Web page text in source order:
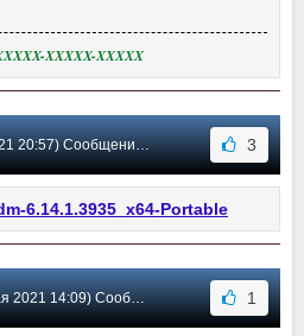
XXXXX-XXXXX
Сообщение #535 3
6.14.1.3935_x64-Portable
14:09) Сообщение #534 1